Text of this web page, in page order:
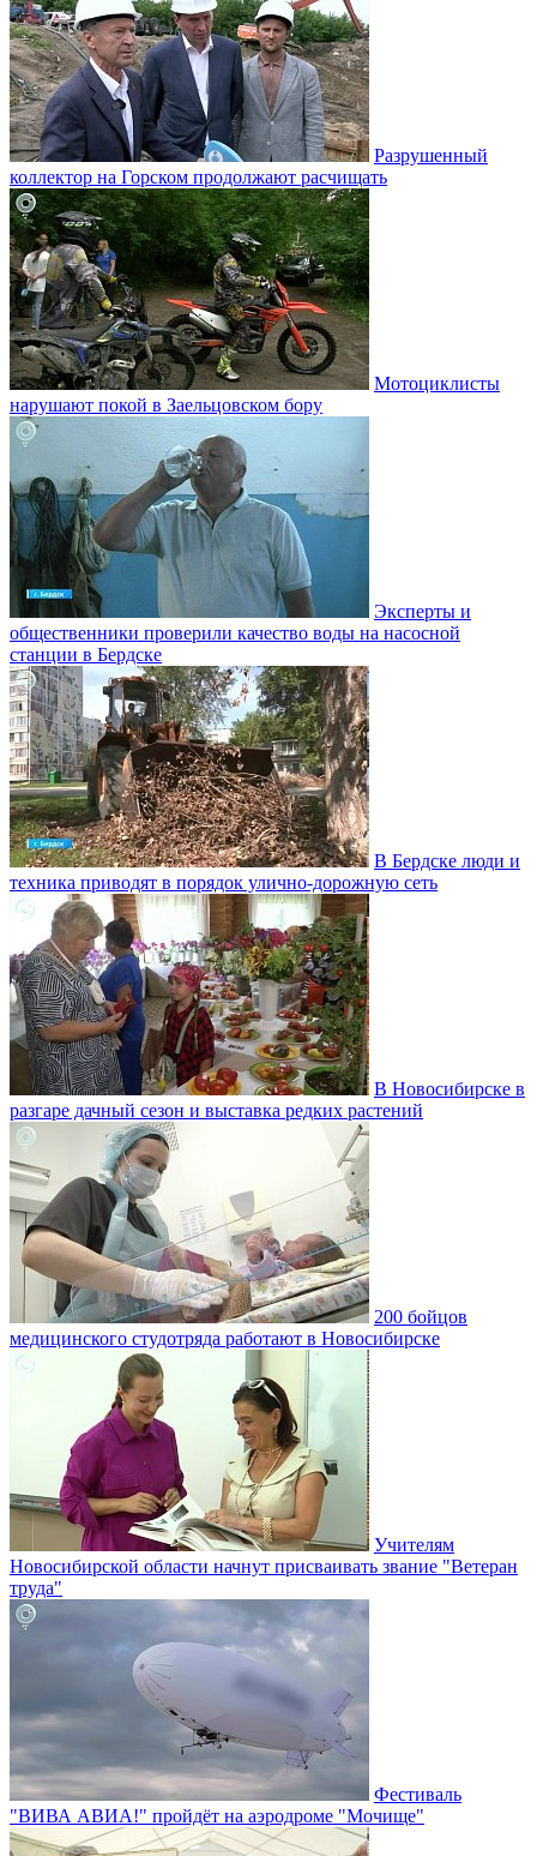
Разрушенный
коллектор на Горском продолжают расчищать
Мотоциклисты
нарушают покой в Заельцовском бору
Эксперты и
общественники проверили качество воды на насосной
станции в Бердске
В Бердске люди и
техника приводят в порядок улично‑дорожную сеть
В Новосибирске в
разгаре дачный сезон и выставка редких растений
200 бойцов
медицинского студотряда работают в Новосибирске
Учителям
Новосибирской области начнут присваивать звание "Ветеран
труда"
Фестиваль
"ВИВА АВИА!" пройдёт на аэродроме "Мочище"